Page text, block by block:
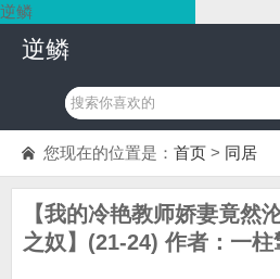
逆鳞
逆鳞
您现在的位置是： 首页 > 同居
【我的冷艳教师娇妻竟然
之奴】(21-24) 作者：一柱